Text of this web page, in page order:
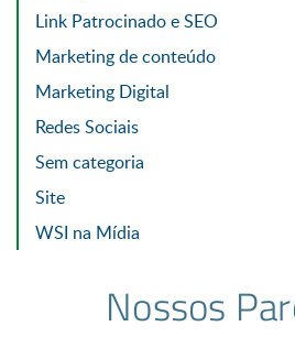
Link Patrocinado e SEO
Marketing de conteúdo
Marketing Digital
Redes Sociais
Sem categoria
Site
WSI na Mídia
Nossos